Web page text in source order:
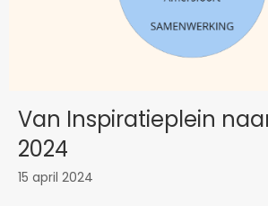
Van Inspiratieplein
2024
15 april 2024